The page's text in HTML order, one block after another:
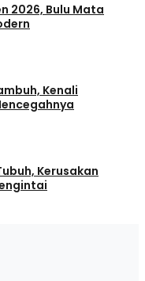
2026, Bulu Mata
Kenali
Kerusakan